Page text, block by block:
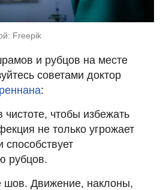
Freepik
и рубцов на месте
советами доктор
:
чтобы избежать
не только угрожает
рубцов.
шов. Движение, наклоны,